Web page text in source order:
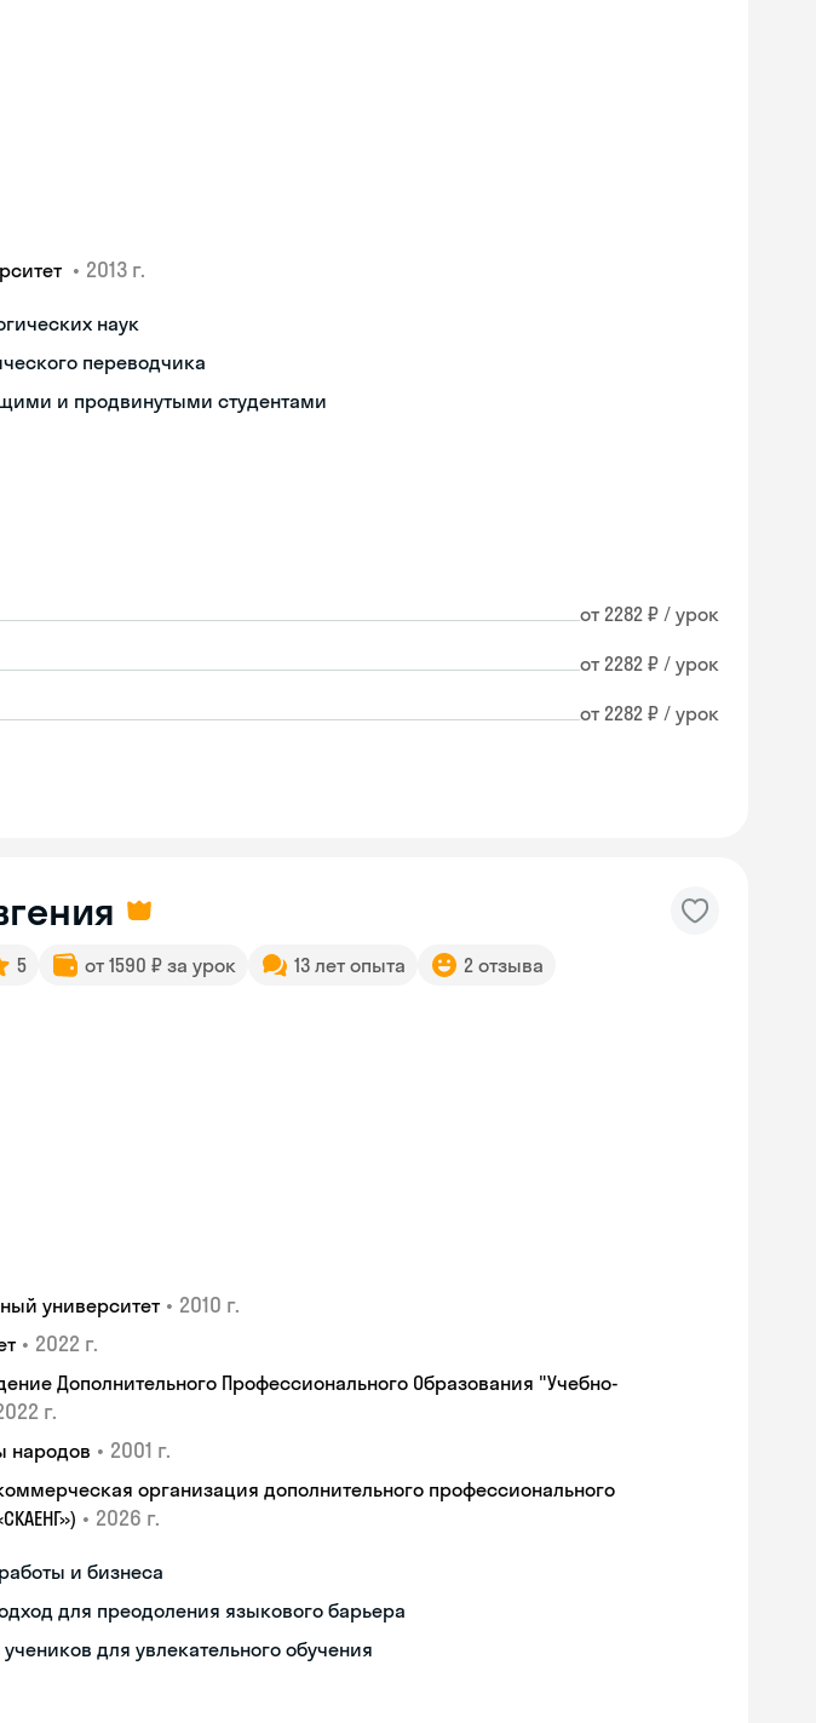
• 2013 г.
наук
переводчика
и продвинутыми студентами
от 2282 ₽ / урок
от 2282 ₽ / урок
от 2282 ₽ / урок
5 от 1590 ₽ за урок 13 лет опыта 2 отзыва
университет • 2010 г.
• 2022 г.
Дополнительного Профессионального Образования "Учебно-
г.
народов • 2001 г.
организация дополнительного профессионального
• 2026 г.
и бизнеса
для преодоления языкового барьера
для увлекательного обучения